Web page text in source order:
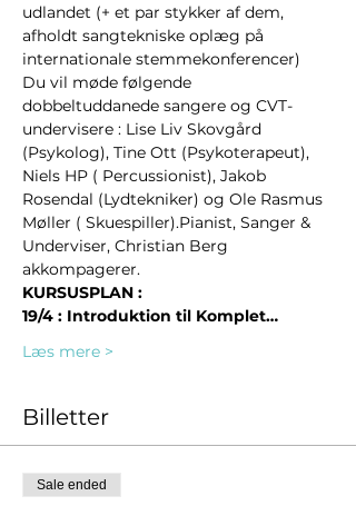
udlandet (+ et par stykker af dem,
afholdt sangtekniske oplæg på
internationale stemmekonferencer)
Du vil møde følgende
dobbeltuddanede sangere og CVT-
undervisere : Lise Liv Skovgård
(Psykolog), Tine Ott (Psykoterapeut),
Niels HP ( Percussionist), Jakob
Rosendal (Lydtekniker) og Ole Rasmus
Møller ( Skuespiller).Pianist, Sanger &
Underviser, Christian Berg
akkompagerer.
KURSUSPLAN :
19/4 : Introduktion til Komplet…
Læs mere >
Billetter
Sale ended